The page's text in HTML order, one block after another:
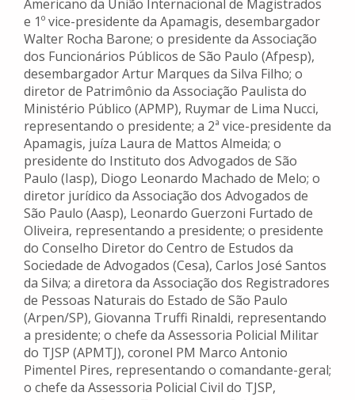
Americano da União Internacional de Magistrados
e 1º vice-presidente da Apamagis, desembargador
Walter Rocha Barone; o presidente da Associação
dos Funcionários Públicos de São Paulo (Afpesp),
desembargador Artur Marques da Silva Filho; o
diretor de Patrimônio da Associação Paulista do
Ministério Público (APMP), Ruymar de Lima Nucci,
representando o presidente; a 2ª vice-presidente da
Apamagis, juíza Laura de Mattos Almeida; o
presidente do Instituto dos Advogados de São
Paulo (Iasp), Diogo Leonardo Machado de Melo; o
diretor jurídico da Associação dos Advogados de
São Paulo (Aasp), Leonardo Guerzoni Furtado de
Oliveira, representando a presidente; o presidente
do Conselho Diretor do Centro de Estudos da
Sociedade de Advogados (Cesa), Carlos José Santos
da Silva; a diretora da Associação dos Registradores
de Pessoas Naturais do Estado de São Paulo
(Arpen/SP), Giovanna Truffi Rinaldi, representando
a presidente; o chefe da Assessoria Policial Militar
do TJSP (APMTJ), coronel PM Marco Antonio
Pimentel Pires, representando o comandante-geral;
o chefe da Assessoria Policial Civil do TJSP,